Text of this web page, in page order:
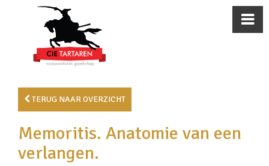
TERUG NAAR OVERZICHT
Memoritis. Anatomie van een
verlangen.